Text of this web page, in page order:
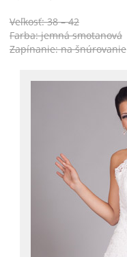
Veľkosť: 38 – 42
Farba: jemná smotanová
Zapínanie: na šnúrovanie